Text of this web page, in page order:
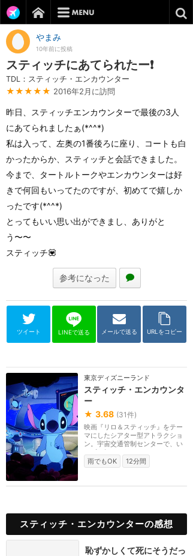
やまみ
10年前に投稿
スティッチにあてられたー❗️
TDL：スティッチ・エンカウンター
★★★★★ 2016年2月に訪問
昨日、スティッチエンカウンターで最後の3人
にあてられましたぁ(*^^*)
私は入って、左奥の1番後ろに座り、コートも白
かったからか、スティッチと会話できました。
今まで、タートルトークやエンカウンターは好
きで何回もいってたのですが、初めてで嬉しか
ったです(*^^*)
とってもいい思い出ができまし、ありがと
う〜〜
スティッチ💟
参考になった
ツイート LINEで送る メールで送る URLをコピー
東京ディズニーランド
スティッチ・エンカウンタ
ー
★ 3.68 (31件)
映画『リロ＆スティッチ』をテー
マにしたシアター型アトラクショ
ン。宇宙交通管制センターで、い
たずら好きなステ...
雨でもOK
12分間
スティッチ・エンカウンターの感想
恥ずかしくて死にそうだっ